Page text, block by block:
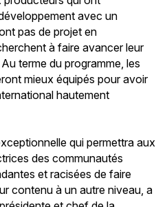
avec un
pas de projet en
à faire avancer leur
terme du programme, les
mieux équipés pour avoir
hautement
qui permettra aux
des communautés
et racisées de faire
contenu à un autre niveau, a